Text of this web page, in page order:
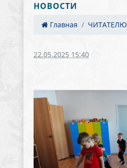
НОВОСТИ
Главная ЧИТАТЕЛЮ
22.05.2025 15:40